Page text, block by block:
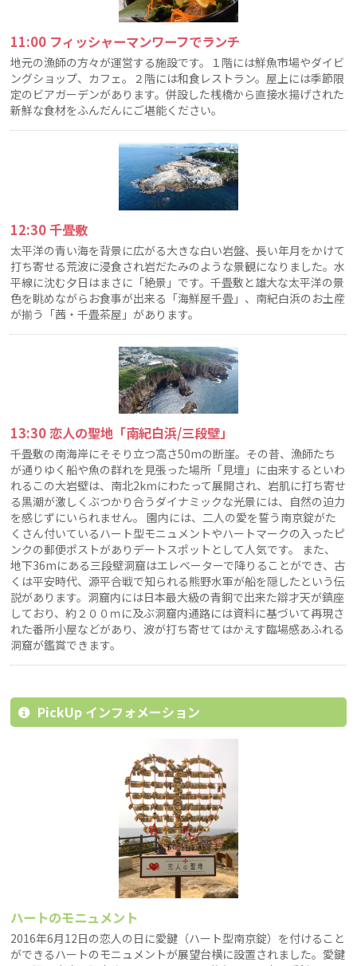
11:00 フィッシャーマンワーフでランチ
地元の漁師の方々が運営する施設です。１階には鮮魚市場やダイビ
ングショップ、カフェ。２階には和食レストラン。屋上には季節限
定のビアガーデンがあります。併設した桟橋から直接水揚げされた
新鮮な食材をふんだんにご堪能ください。
12:30 千畳敷
太平洋の青い海を背景に広がる大きな白い岩盤、長い年月をかけて
打ち寄せる荒波に浸食され岩だたみのような景観になりました。水
平線に沈む夕日はまさに「絶景」です。千畳敷と雄大な太平洋の景
色を眺めながらお食事が出来る「海鮮屋千畳」、南紀白浜のお土産
が揃う「茜・千畳茶屋」があります。
13:30 恋人の聖地「南紀白浜/三段壁」
千畳敷の南海岸にそそり立つ高さ50mの断崖。その昔、漁師たち
が通りゆく船や魚の群れを見張った場所「見壇」に由来するといわ
れるこの大岩壁は、南北2kmにわたって展開され、岩肌に打ち寄せ
る黒潮が激しくぶつかり合うダイナミックな光景には、自然の迫力
を感じずにいられません。 園内には、二人の愛を誓う南京錠がた
くさん付いているハート型モニュメントやハートマークの入ったピ
ンクの郵便ポストがありデートスポットとして人気です。 また、
地下36mにある三段壁洞窟はエレベーターで降りることができ、古
くは平安時代、源平合戦で知られる熊野水軍が船を隠したという伝
説があります。洞窟内には日本最大級の青銅で出来た辯才天が鎮座
しており、約２００ｍに及ぶ洞窟内通路には資料に基づいて再現さ
れた番所小屋などがあり、波が打ち寄せてはかえす臨場感あふれる
洞窟が鑑賞できます。
PickUp インフォメーション
ハートのモニュメント
2016年6月12日の恋人の日に愛鍵（ハート型南京錠）を付けること
ができるハートのモニュメントが展望台横に設置されました。愛鍵